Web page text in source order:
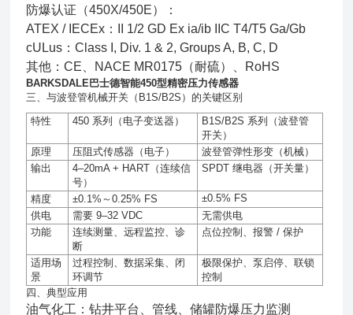
防爆认证（450X/450E）：
ATEX / IECEx：II 1/2 GD Ex ia/ib IIC T4/T5 Ga/Gb
cULus：Class I, Div. 1 & 2, Groups A, B, C, D
其他：CE、NACE MR0175（耐硫）、RoHS
BARKSDALE巴士德智能450型精密压力传感器
三、与波登管机械开关（B1S/B2S）的关键区别
特性
450 系列（电子变送器） B1S/B2S 系列（波登管
开关）
原理
压阻式传感器（电子）
波登管弹性形变（机械）
输出
4–20mA + HART （连续信
号）
SPDT继电器（开关量）
精度 ±0.1% ～0.25% FS
±0.5% FS
供电
需要 9–32 VDC
无需供电
功能
连续测量、远程监控、诊
断
点位控制、报警 /保护
适用场
景
过程控制、数据采集、闭
环调节
极限保护、泵启停、联锁
控制
四、典型应用
油气化工：钻井平台、管线、储罐防爆压力监测